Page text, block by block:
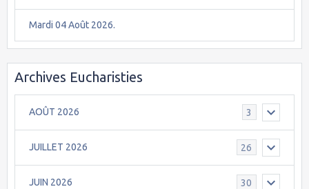
Mardi 04 Août 2026.
Archives Eucharisties
AOÛT 2026 3
JUILLET 2026 26
JUIN 2026 30